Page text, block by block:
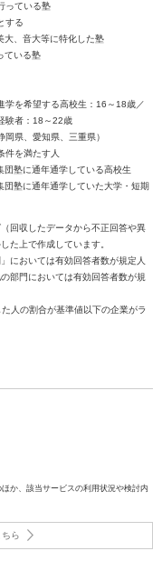
っている塾
する
大、音大等に特化した塾
ている塾
学を希望する高校生：16～18歳／
験者：18～22歳
県、愛知県、三重県）
件を満たす人
団塾に通年通学している高校生
団塾に通年通学していた大学・短期
回収したデータから不正回答や異
た上で作成しています。
においては有効回答者数が規定人
部門においては有効回答者数が規
人の割合が基準値以下の企業がラ
か、該当サービスの利用状況や検討内
ら